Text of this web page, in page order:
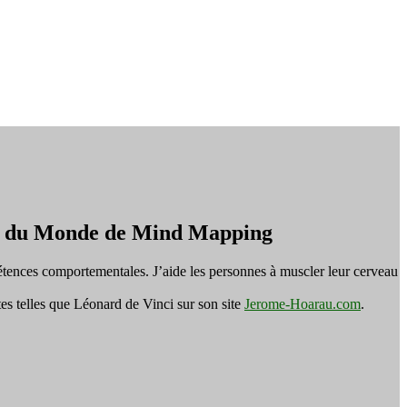
Monde de Mind Mapping
comportementales. J’aide les personnes à muscler leur cerveau
telles que Léonard de Vinci sur son site Jerome-Hoarau.com.